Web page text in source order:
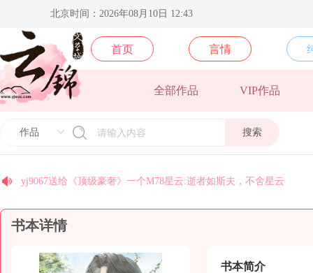
北京时间：2026年08月10日 12:43
首页 言情
全部作品 VIP作品
搜索
yj9575送给《光的背面》一个M78星云:逝者如斯夫，不舍星云
yj9067送给《顶级豪奢》一个M78星云:逝者如斯夫，不舍星云
国家二级废物送给《你不小心掉落的是哪个人渣》一个M78星云:逝
今天早睡了吗送给《乱世玫瑰》一个M78星云:逝者如斯夫，不舍星
安纳托利亚送给《皇后景昭懿》一个M78星云:逝者如斯夫，不舍星
北方阿尼亚送给《卿本殊色》一个M78星云:逝者如斯夫，不舍星云
梵地高送给《须尽欢》一个M78星云:逝者如斯夫，不舍星云
书本详情
书本简介